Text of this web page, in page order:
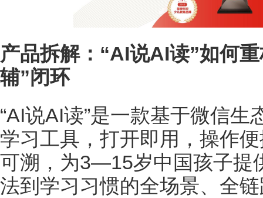
产品拆解：“AI说AI读”如何
辅”闭环
“AI说AI读”是一款基于微信
学习工具，打开即用，操作
可溯，为3—15岁中国孩子提
法到学习习惯的全场景、全